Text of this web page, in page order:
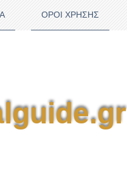
ΟΡΟΙ ΧΡΗΣΗΣ